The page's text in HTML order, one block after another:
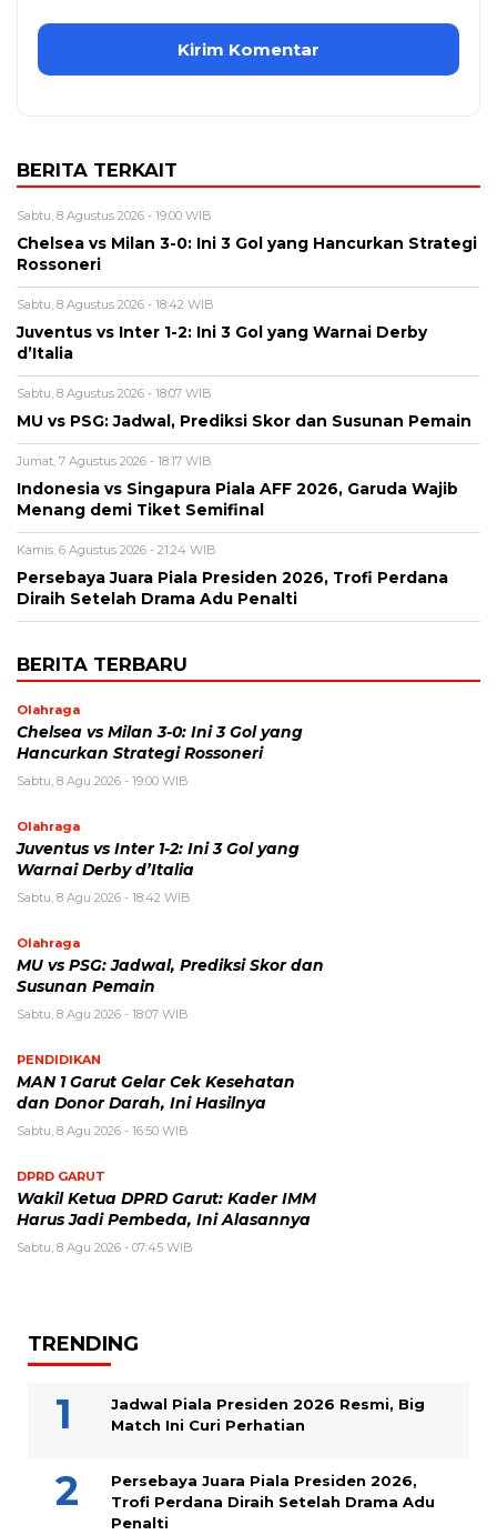
BERITA TERKAIT
Sabtu, 8 Agustus 2026 - 19:00 WIB
Chelsea vs Milan 3-0: Ini 3 Gol yang Hancurkan Strategi
Rossoneri
Sabtu, 8 Agustus 2026 - 18:42 WIB
Juventus vs Inter 1-2: Ini 3 Gol yang Warnai Derby
d’Italia
Sabtu, 8 Agustus 2026 - 18:07 WIB
MU vs PSG: Jadwal, Prediksi Skor dan Susunan Pemain
Jumat, 7 Agustus 2026 - 18:17 WIB
Indonesia vs Singapura Piala AFF 2026, Garuda Wajib
Menang demi Tiket Semifinal
Kamis, 6 Agustus 2026 - 21:24 WIB
Persebaya Juara Piala Presiden 2026, Trofi Perdana
Diraih Setelah Drama Adu Penalti
BERITA TERBARU
Olahraga
Chelsea vs Milan 3-0: Ini 3 Gol yang
Hancurkan Strategi Rossoneri
Sabtu, 8 Agu 2026 - 19:00 WIB
Olahraga
Juventus vs Inter 1-2: Ini 3 Gol yang
Warnai Derby d’Italia
Sabtu, 8 Agu 2026 - 18:42 WIB
Olahraga
MU vs PSG: Jadwal, Prediksi Skor dan
Susunan Pemain
Sabtu, 8 Agu 2026 - 18:07 WIB
PENDIDIKAN
MAN 1 Garut Gelar Cek Kesehatan
dan Donor Darah, Ini Hasilnya
Sabtu, 8 Agu 2026 - 16:50 WIB
DPRD GARUT
Wakil Ketua DPRD Garut: Kader IMM
Harus Jadi Pembeda, Ini Alasannya
Sabtu, 8 Agu 2026 - 07:45 WIB
TRENDING
Jadwal Piala Presiden 2026 Resmi, Big
Match Ini Curi Perhatian
Persebaya Juara Piala Presiden 2026,
Trofi Perdana Diraih Setelah Drama Adu
Penalti